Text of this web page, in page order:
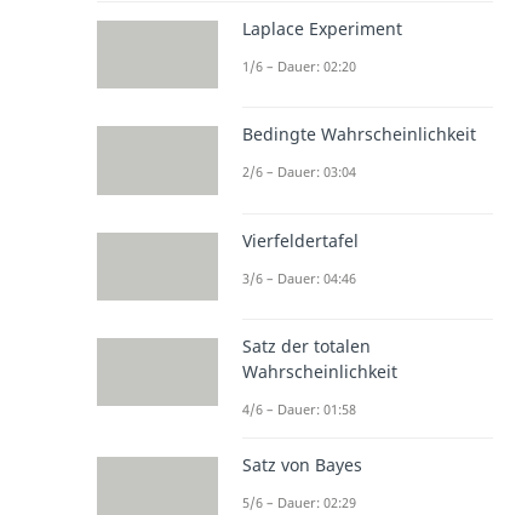
Laplace Experiment
1/6 – Dauer: 02:20
Bedingte Wahrscheinlichkeit
2/6 – Dauer: 03:04
Vierfeldertafel
3/6 – Dauer: 04:46
Satz der totalen
Wahrscheinlichkeit
4/6 – Dauer: 01:58
Satz von Bayes
5/6 – Dauer: 02:29